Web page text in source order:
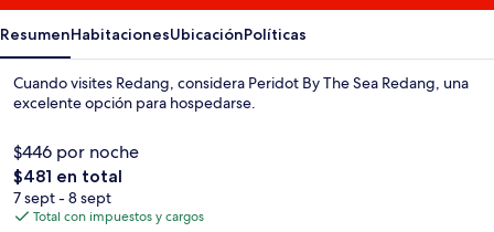
ResumenHabitacionesUbicaciónPolíticas
Cuando visites Redang, considera Peridot By The Sea Redang, una
excelente opción para hospedarse.
$446 por noche
El
precio
total
$481 en total
7 sept - 8 sept
Total con impuestos y cargos